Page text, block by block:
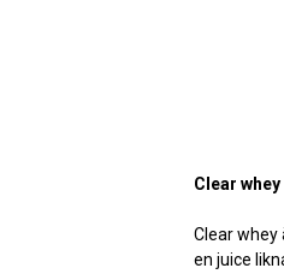
Clear whey
Clear
en juice